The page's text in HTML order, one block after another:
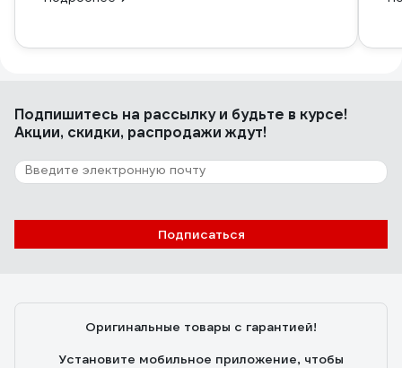
Подпишитесь на рассылкуи будьте в курсе!
Акции, скидки, распродажи ждут!
Подписаться
Оригинальные товары с гарантией!
Установите мобильное приложение, чтобы